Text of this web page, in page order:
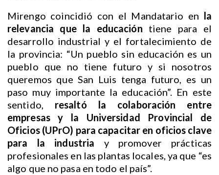
Mirengo coincidió con el Mandatario en la
relevancia que la educación tiene para el
desarrollo industrial y el fortalecimiento de
la provincia: “Un pueblo sin educación es un
pueblo que no tiene futuro y si nosotros
queremos que San Luis tenga futuro, es un
paso muy importante la educación”. En este
sentido, resaltó la colaboración entre
empresas y la Universidad Provincial de
Oficios (UPrO) para capacitar en oficios clave
para la industria y promover prácticas
profesionales en las plantas locales, ya que “es
algo que no pasa en todo el país”.